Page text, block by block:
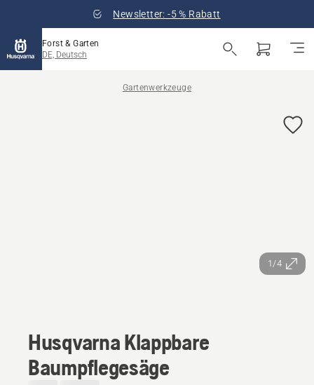
Newsletter: -5 % Rabatt
Forst & Garten
DE, Deutsch
Gartenwerkzeuge
1/4
Husqvarna Klappbare
Baumpflegesäge